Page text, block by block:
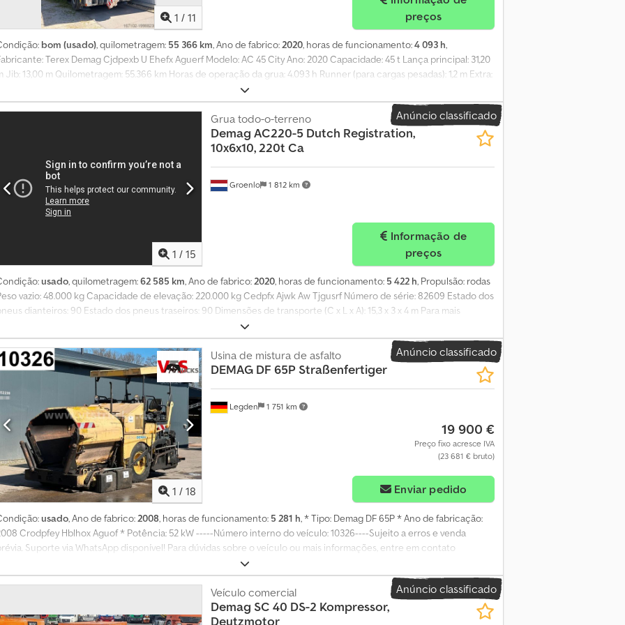
1 / 11
preços
bom (usado), quilometragem: 55 366 km, Ano de fabrico:2020, horas de funcionamento:4 093 h,
Terex Demag Cjdpexb U Ehefx Aguerf Modelo: AC 45 City Ano: 2020 Capacidade: 45 t Lança principal: 31,20
Jib: 13,00 m Quilometragem: 55.366 km Horas de operação da grua: 4.093 h Runner (para cargas pesadas): 1,2 m Extra:
Anúncio classificado
1 / 15
Groenlo 1 812 km
Grua todo-o-terreno
Demag AC220-5 Dutch Registration,
10x6x10, 220t Ca
preços
usado, quilometragem:62 585 km, Ano de fabrico:2020, horas de funcionamento: 5 422 h, Propulsão: rodas
vazio: 48.000 kg Capacidade de elevação: 220.000 kg Cedpfx Ajwk Aw Tjgusrf Número de série: 82609 Estado dos
dianteiros: 90 Estado dos pneus traseiros: 90 Dimensões de transporte (C x L x A): 15,3 x 3 x 4 m Para mais
Anúncio classificado
1 / 18
Legden 1 751 km
Usina de mistura de asfalto
DEMAG DF 65P Straßenfertiger
19 900 €
Preço fixo acresce IVA
(23 681 € bruto)
Enviar pedido
usado, Ano de fabrico: 2008, horas de funcionamento: 5 281 h, * Tipo: Demag DF 65P * Ano de fabricação:
Crodpfey Hblhox Aguof * Potência: 52 kW -----Número interno do veículo: 10326----Sujeito a erros e venda
Suporte via WhatsApp disponível! Para dúvidas sobre o veículo ou mais informações, entre em contato
facilmente pelo WhatsApp. Whatsapp: Alemão, Inglês -- Whatsapp: Alemão, Inglês, Árabe
Anúncio classificado
Veículo comercial
Demag SC 40 DS-2 Kompressor,
Deutzmotor